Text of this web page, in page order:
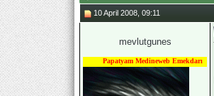
10 April 2008, 09:11
mevlutgunes
Papatyam Medineweb Emekdarı